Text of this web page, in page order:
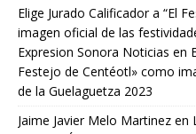
Elige Jurado Calificador a “El
imagen oficial de las
Expresion Sonora Noticias en
Festejo de Centéotl» como
de la Guelaguetza 2023
Jaime Javier Melo Martinez en